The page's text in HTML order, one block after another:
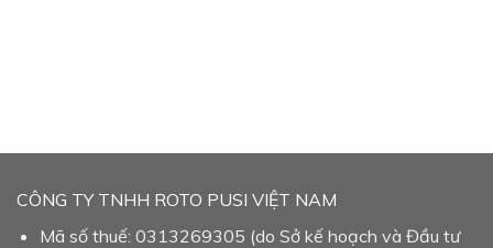
CÔNG TY TNHH ROTO PUSI VIỆT NAM
Mã số thuế: 0313269305 (do Sở kế hoạch và Đầu tư